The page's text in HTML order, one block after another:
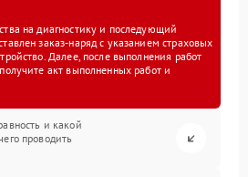
на диагностику и последующий
заказ-наряд с указанием страховых
Далее, после выполнения работ
акт выполненных работ и
и какой
проводить